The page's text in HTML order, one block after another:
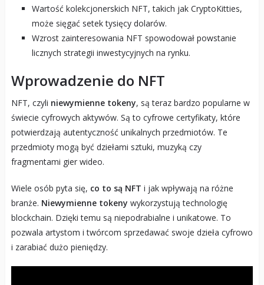
Wartość kolekcjonerskich NFT, takich jak CryptoKitties,
może sięgać setek tysięcy dolarów.
Wzrost zainteresowania NFT spowodował powstanie
licznych strategii inwestycyjnych na rynku.
Wprowadzenie do NFT
NFT, czyli niewymienne tokeny, są teraz bardzo popularne w
świecie cyfrowych aktywów. Są to cyfrowe certyfikaty, które
potwierdzają autentyczność unikalnych przedmiotów. Te
przedmioty mogą być dziełami sztuki, muzyką czy
fragmentami gier wideo.
Wiele osób pyta się, co to są NFT i jak wpływają na różne
branże. Niewymienne tokeny wykorzystują technologię
blockchain. Dzięki temu są niepodrabialne i unikatowe. To
pozwala artystom i twórcom sprzedawać swoje dzieła cyfrowo
i zarabiać dużo pieniędzy.